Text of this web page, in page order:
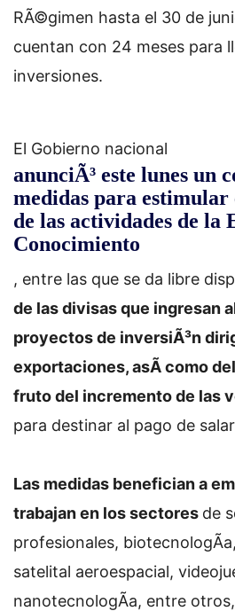
RÃ©gimen hasta el 30 de
cuentan con 24 meses para
inversiones.
El Gobierno nacional
anunciÃ³ este lunes un
medidas para
de las actividades de la
Conocimiento
, entre las que se da libre
de las divisas que ingresan
proyectos de inversiÃ³n
exportaciones, asÃ­ como
fruto del incremento de las
para destinar al pago de
Las medidas benefician a
trabajan en los sectores de
profesionales,
satelital aeroespacial,
nanotecnologÃ­a, entre